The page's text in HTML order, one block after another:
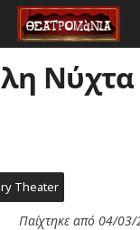
Theater
Παίχτηκε από 04/